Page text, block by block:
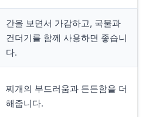
간을 보면서 가감하고, 국물과
건더기를 함께 사용하면 좋습니
다.
찌개의 부드러움과 든든함을 더
해줍니다.